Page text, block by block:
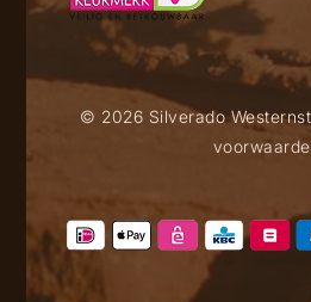
© 2026 Silverado